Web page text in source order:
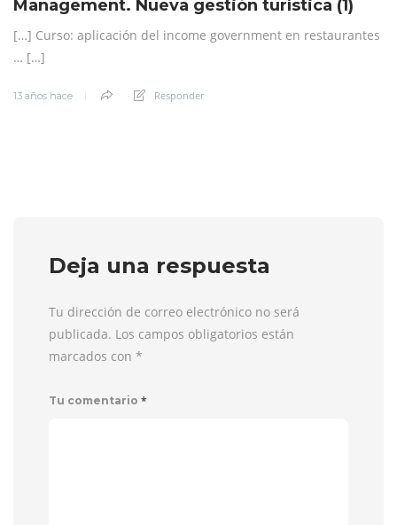
Management. Nueva gestión turística (1)
[…] Curso: aplicación del income government en restaurantes
… […]
13 años hace Responder
Deja una respuesta
Tu dirección de correo electrónico no será
publicada. Los campos obligatorios están
marcados con *
Tu comentario *